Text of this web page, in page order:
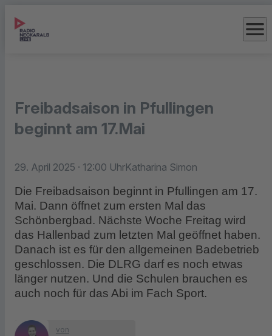
menu
Freibadsaison in Pfullingen
beginnt am 17.Mai
29. April 2025 · 12:00 UhrKatharina Simon
Die Freibadsaison beginnt in Pfullingen am 17.
Mai. Dann öffnet zum ersten Mal das
Schönbergbad. Nächste Woche Freitag wird
das Hallenbad zum letzten Mal geöffnet haben.
Danach ist es für den allgemeinen Badebetrieb
geschlossen. Die DLRG darf es noch etwas
länger nutzen. Und die Schulen brauchen es
auch noch für das Abi im Fach Sport.
von